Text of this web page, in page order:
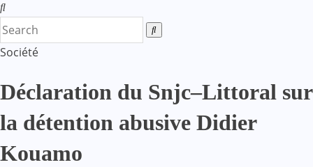
Société
Déclaration du Snjc–Littoral sur
la détention abusive Didier
Kouamo